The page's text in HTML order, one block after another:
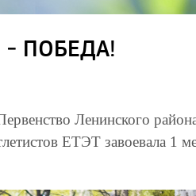
- ПОБЕДА!
Ленинского
ЕТЭТ завоевала 1